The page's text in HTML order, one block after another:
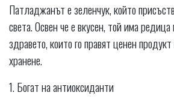
Патладжанът е зеленчук, който
света. Освен че е вкусен, той има
здравето, които го правят ценен
хранене.
1. Богат на антиоксиданти